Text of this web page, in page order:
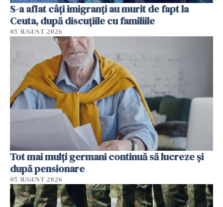
S-a aflat câți imigranți au murit de fapt la
Ceuta, după discuțiile cu familiile
05 AUGUST 2026
Tot mai mulți germani continuă să lucreze și
după pensionare
05 AUGUST 2026